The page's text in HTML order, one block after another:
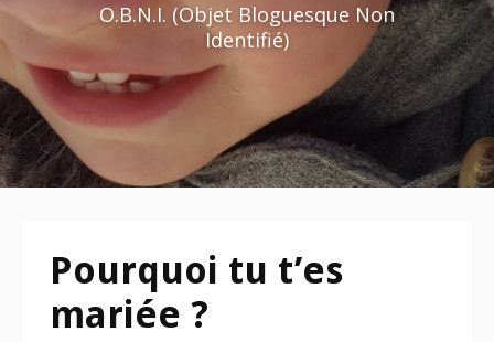
O.B.N.I. (Objet Bloguesque Non
Identifié)
Pourquoi tu t’es
mariée ?